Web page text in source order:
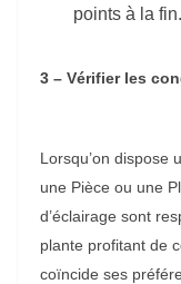
points à la fin.
3 – Vérifier les
Lorsqu’on dispose
une Pièce ou une
d’éclairage sont
plante profitant de
coïncide ses